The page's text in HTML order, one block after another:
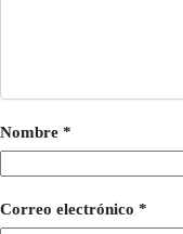
Nombre *
Correo electrónico *